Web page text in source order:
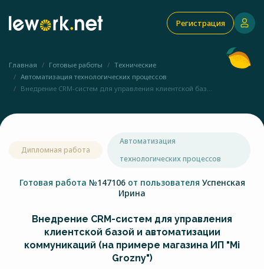
Регистрация
Главная Готовые работы
Технические
Автоматизация технологических процессов
Внедрение CRM-систем для управления клиентской баз...
Дипломная работа
Автоматизация
технологических процессов
Готовая работа №147106 от пользователя Успенская
Ирина
Внедрение CRM-систем для управления
клиентской базой и автоматизации
коммуникаций (на примере магазина ИП "Mi
Grozny")